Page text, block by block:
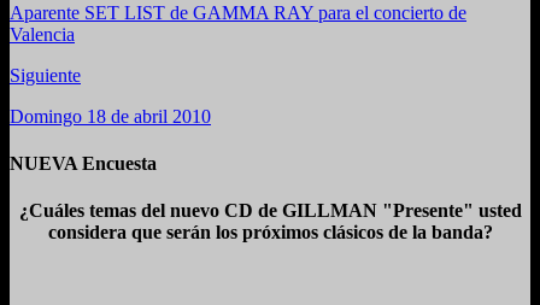
Aparente SET LIST de GAMMA RAY para el concierto de
Valencia
Siguiente
Domingo 18 de abril 2010
NUEVA Encuesta
¿Cuáles temas del nuevo CD de GILLMAN "Presente" usted
considera que serán los próximos clásicos de la banda?